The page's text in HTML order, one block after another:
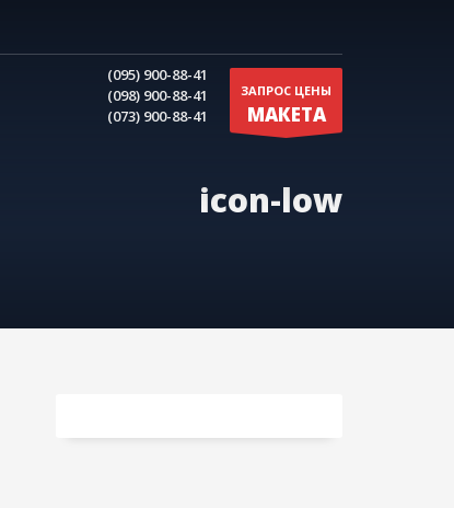
(095) 900-88-41
(098) 900-88-41
(073) 900-88-41
ЗАПРОС ЦЕНЫ
МАКЕТА
icon-low